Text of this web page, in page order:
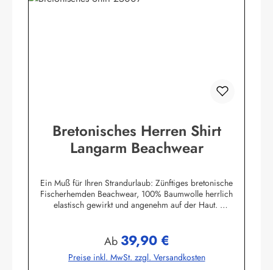
Bretonisches Herren Shirt
Langarm Beachwear
Ein Muß für Ihren Strandurlaub: Zünftiges bretonische
Fischerhemden Beachwear, 100% Baumwolle herrlich
elastisch gewirkt und angenehm auf der Haut.
bekleidung.de
Regulärer Preis:
Ab 39,90 €
Preise inkl. MwSt. zzgl. Versandkosten